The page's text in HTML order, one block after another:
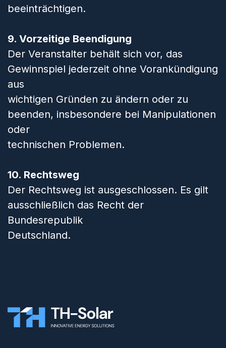
beeinträchtigen.
9. Vorzeitige Beendigung
Der Veranstalter behält sich vor, das
Gewinnspiel jederzeit ohne Vorankündigung
aus
wichtigen Gründen zu ändern oder zu
beenden, insbesondere bei Manipulationen
oder
technischen Problemen.
10. Rechtsweg
Der Rechtsweg ist ausgeschlossen. Es gilt
ausschließlich das Recht der
Bundesrepublik
Deutschland.